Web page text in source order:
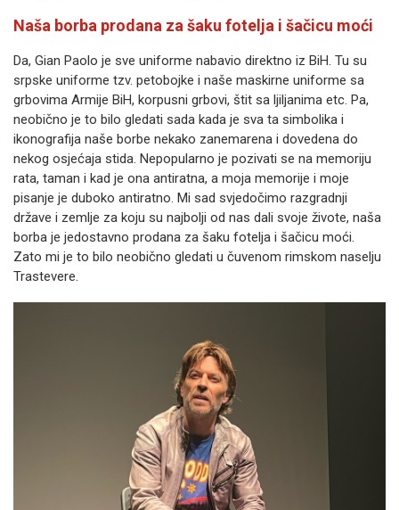
Naša borba prodana za šaku fotelja i šačicu moći
Da, Gian Paolo je sve uniforme nabavio direktno iz BiH. Tu su
srpske uniforme tzv. petobojke i naše maskirne uniforme sa
grbovima Armije BiH, korpusni grbovi, štit sa ljiljanima etc. Pa,
neobično je to bilo gledati sada kada je sva ta simbolika i
ikonografija naše borbe nekako zanemarena i dovedena do
nekog osjećaja stida. Nepopularno je pozivati se na memoriju
rata, taman i kad je ona antiratna, a moja memorije i moje
pisanje je duboko antiratno. Mi sad svjedočimo razgradnji
države i zemlje za koju su najbolji od nas dali svoje živote, naša
borba je jedostavno prodana za šaku fotelja i šačicu moći.
Zato mi je to bilo neobično gledati u čuvenom rimskom naselju
Trastevere.